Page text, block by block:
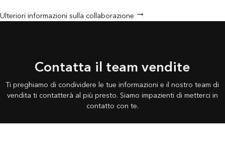
Ulteriori informazioni sulla collaborazione
Contatta il team vendite
Ti preghiamo di condividere le tue informazioni e il nostro team di
vendita ti contatterà al più presto. Siamo impazienti di metterci in
contatto con te.